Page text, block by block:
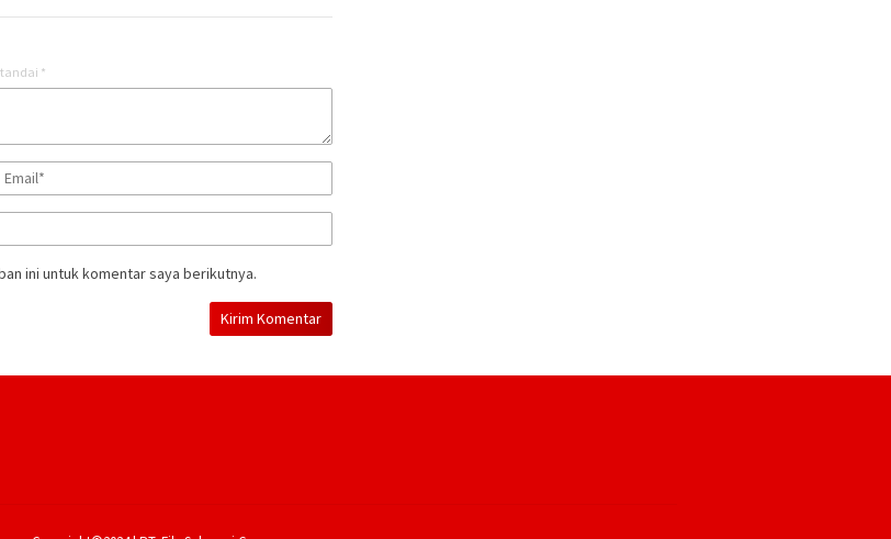
*
ini untuk komentar saya berikutnya.